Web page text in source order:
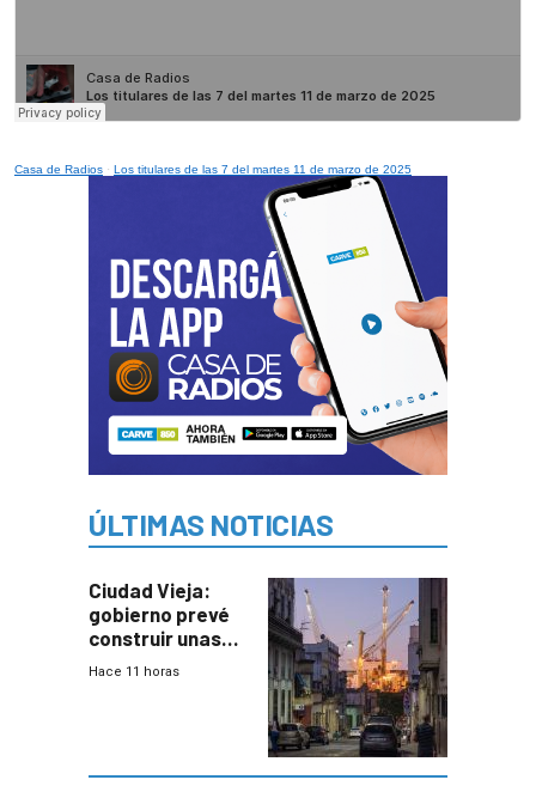
Casa de Radios · Los titulares de las 7 del martes 11 de marzo de 2025
ÚLTIMAS NOTICIAS
Ciudad Vieja:
gobierno prevé
construir unas
mil viviendas en
Hace 11 horas